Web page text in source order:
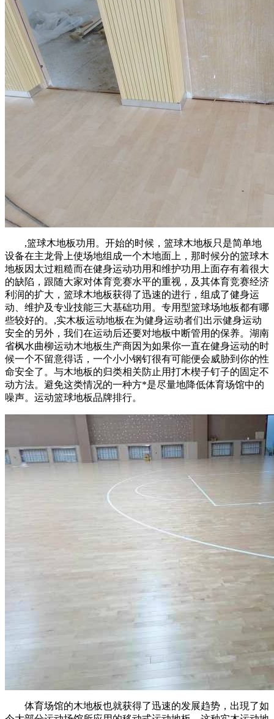
,篮球木地板功用。开始的时候，篮球木地板只是简单地
设备在主龙骨上使场地组成一个木地面上，那时候分的篮球木
地板因太过粗糙而在健身运动功用和维护功用上面存有着很大
的缺陷，跟随大家对体育竞赛水平的重视，及其体育竞赛经济
利润的扩大，篮球木地板获得了迅速的进行，组成了健身运
动、维护及专业技能三大基础功用。专用型篮球场地板都有哪
些较好的。,实木板运动地板在为健身运动者们出示健身运动
安全的另外，我们在运动后还要对地板中断管用的保养。湖南
省枫水曲柳运动木地板生产商因为如果你一直在健身运动的时
候一个不留意得话，一个小小钢钉很有可能便会威胁到你的性
命安全了。与木地板的归类相关防止用打木楔子钉子的固定不
动方法。避免这类情况的一种方*是尽量地降低体育场馆中的
噪声。运动篮球地板品牌排行。
体育场馆的木地板也就获得了迅速的发展趋势，出現了如